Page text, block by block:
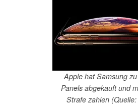
Apple hat Samsung
Panels abgekauft und
Strafe zahlen